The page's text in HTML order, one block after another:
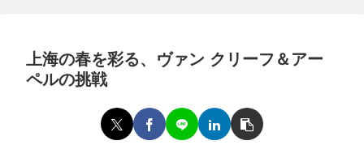
上海の春を彩る、ヴァン クリーフ＆アー
ペルの挑戦